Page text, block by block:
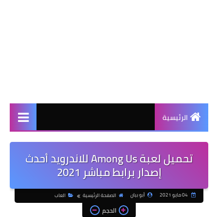
الرئيسية
تحميل لعبة Among Us للاندرويد أحدث
إصدار برابط مباشر 2021
04 مايو 2021 أبو بيان الصفحة الرئيسية العاب
الحجم